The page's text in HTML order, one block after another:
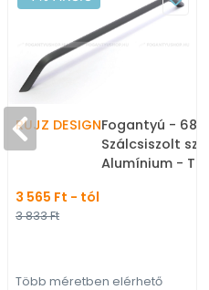
RUJZ DESIGNFogantyú -
Szálcsiszolt
Alumínium -
3 565 Ft - tól
3 833 Ft
Több méretben elérhető